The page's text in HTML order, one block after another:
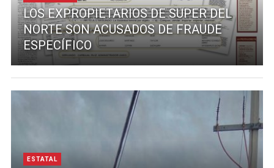
LOS EXPROPIETARIOS DE SUPER DEL
NORTE SON ACUSADOS DE FRAUDE
ESPECÍFICO
ESTATAL